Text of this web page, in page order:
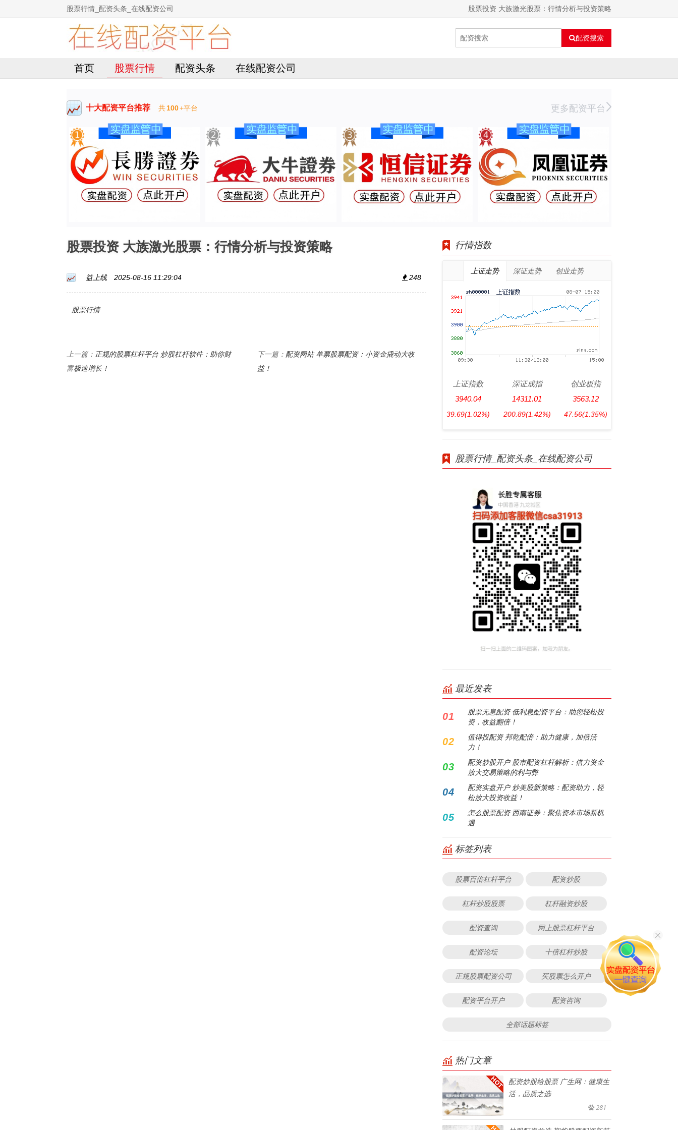
股票行情_配资头条_在线配资公司 股票投资 大族激光股票：行情分析与投资策略
配资搜索
首页 股票行情 配资头条 在线配资公司
十大配资平台推荐 共100+平台 更多配资平台
股票投资 大族激光股票：行情分析与投资策略
益上线 2025-08-16 11:29:04 248
股票行情
上一篇： 正规的股票杠杆平台 炒股杠杆软件：助你财
富极速增长！
下一篇： 配资网站 单票股票配资：小资金撬动大收
益！
行情指数
上证走势 深证走势 创业走势
上证指数
3940.04
39.69(1.02%)
深证成指
14311.01
200.89(1.42%)
创业板指
3563.12
47.56(1.35%)
股票行情_配资头条_在线配资公司
最近发表
01
股票无息配资 低利息配资平台：助您轻松投
资，收益翻倍！
02
值得投配资 邦乾配倍：助力健康，加倍活
力！
03
配资炒股开户 股市配资杠杆解析：借力资金
放大交易策略的利与弊
04
配资实盘开户 炒美股新策略：配资助力，轻
松放大投资收益！
05
怎么股票配资 西南证券：聚焦资本市场新机
遇
标签列表
股票百倍杠杆平台 配资炒股
杠杆炒股股票 杠杆融资炒股
配资查询 网上股票杠杆平台
配资论坛 十倍杠杆炒股
正规股票配资公司 买股票怎么开户
配资平台开户 配资咨询
全部话题标签
热门文章
配资炒股给股票 广生网：健康生
活，品质之选
281